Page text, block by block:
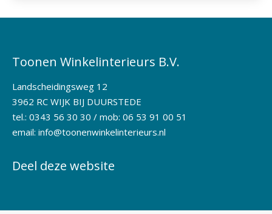
Toonen Winkelinterieurs B.V.
Landscheidingsweg 12
3962 RC WIJK BIJ DUURSTEDE
tel.: 0343 56 30 30 / mob: 06 53 91 00 51
email: info@toonenwinkelinterieurs.nl
Deel deze website